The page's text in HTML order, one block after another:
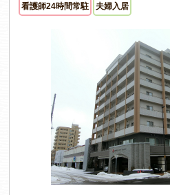
看護師24時間常駐 夫婦入居